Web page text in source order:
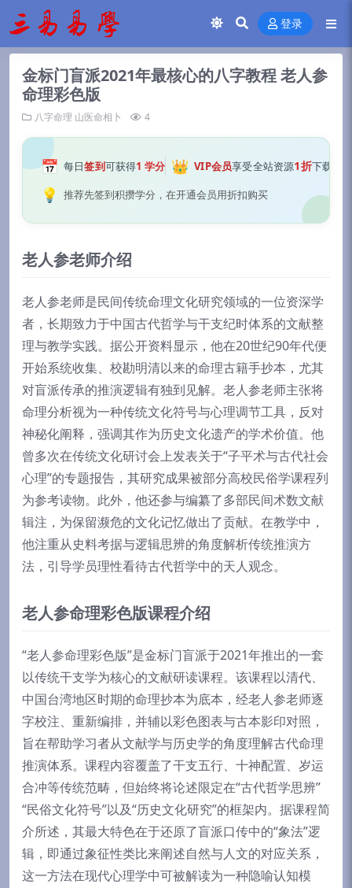
登录
金标门盲派2021年最核心的八字教程 老人参
命理彩色版
八字命理 山医命相卜 4
📅 每日签到可获得1 学分 👑 VIP会员享受全站资源1折下载
💡 推荐先签到积攒学分，在开通会员用折扣购买
老人参老师介绍
老人参老师是民间传统命理文化研究领域的一位资深学
者，长期致力于中国古代哲学与干支纪时体系的文献整
理与教学实践。据公开资料显示，他在20世纪90年代便
开始系统收集、校勘明清以来的命理古籍手抄本，尤其
对盲派传承的推演逻辑有独到见解。老人参老师主张将
命理分析视为一种传统文化符号与心理调节工具，反对
神秘化阐释，强调其作为历史文化遗产的学术价值。他
曾多次在传统文化研讨会上发表关于“子平术与古代社会
心理”的专题报告，其研究成果被部分高校民俗学课程列
为参考读物。此外，他还参与编纂了多部民间术数文献
辑注，为保留濒危的文化记忆做出了贡献。在教学中，
他注重从史料考据与逻辑思辨的角度解析传统推演方
法，引导学员理性看待古代哲学中的天人观念。
老人参命理彩色版课程介绍
“老人参命理彩色版”是金标门盲派于2021年推出的一套
以传统干支学为核心的文献研读课程。该课程以清代、
中国台湾地区时期的命理抄本为底本，经老人参老师逐
字校注、重新编排，并辅以彩色图表与古本影印对照，
旨在帮助学习者从文献学与历史学的角度理解古代命理
推演体系。课程内容覆盖了干支五行、十神配置、岁运
合冲等传统范畴，但始终将论述限定在“古代哲学思辨”
“民俗文化符号”以及“历史文化研究”的框架内。据课程简
介所述，其最大特色在于还原了盲派口传中的“象法”逻
辑，即通过象征性类比来阐述自然与人文的对应关系，
这一方法在现代心理学中可被解读为一种隐喻认知模